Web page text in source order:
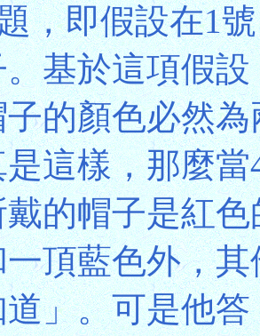
，即假設在1
基於這項假
的顏色必然
這樣，那麼
的帽子是紅
頂藍色外，
」。可是他